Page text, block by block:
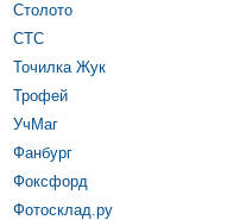
Столото
СТС
Точилка Жук
Трофей
УчМаг
Фанбург
Фоксфорд
Фотосклад.ру